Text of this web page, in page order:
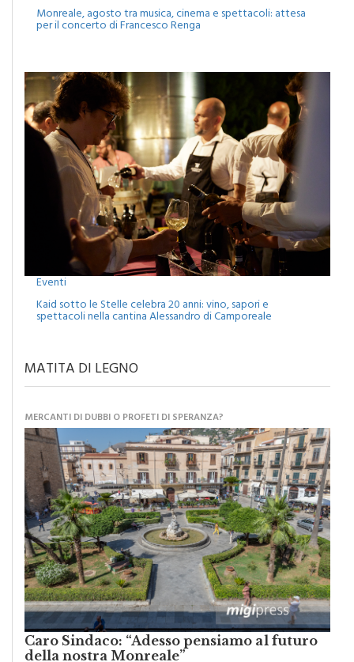
Eventi
Monreale, agosto tra musica, cinema e spettacoli: attesa
Eventi
Kaid sotto le Stelle celebra 20 anni: vino, sapori e
MATITA DI LEGNO
MERCANTI DI DUBBI O PROFETI DI SPERANZA?